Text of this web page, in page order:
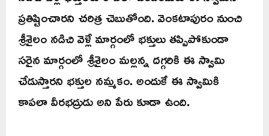
ప్రతిష్టించారని చరిత్ర చెబుతోంది. వెంకటాపురం నుంచి
శ్రీశైలం నడిచి వెళ్లే మార్గంలో భక్తులు తప్పిపోకుండా
సరైన మార్గంలో శ్రీశైలం మల్లన్న దగ్గరికి ఈ స్వామి
చేడుస్తారని భక్తుల నమ్మకం. అందుకే ఈ స్వామికి
కాపలా వీరభద్రుడు అని పేరు కూడా ఉంది.